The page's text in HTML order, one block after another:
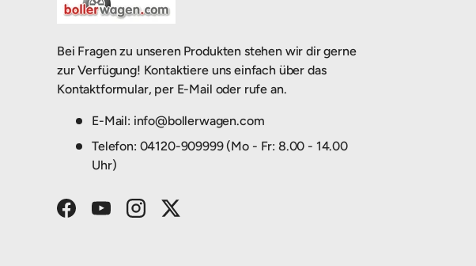
Bei Fragen zu unseren Produkten stehen wir dir gerne
zur Verfügung! Kontaktiere uns einfach über das
Kontaktformular, per E-Mail oder rufe an.
E-Mail: info@bollerwagen.com
Telefon: 04120-909999 (Mo - Fr: 8.00 - 14.00
Uhr)
FacebookYouTubeInstagramTwitter